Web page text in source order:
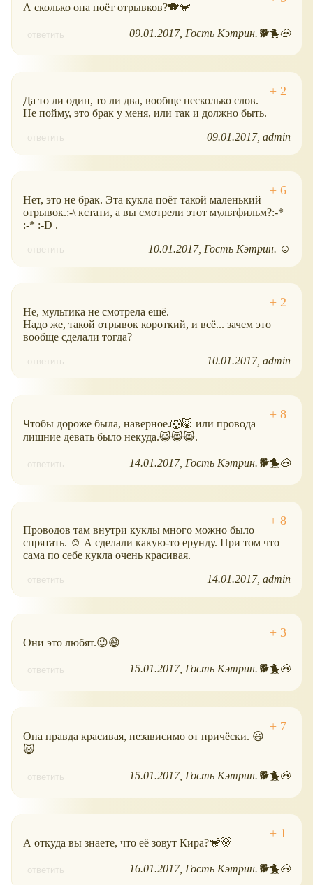
А сколько она поёт отрывков?🐨🐒
ответить 09.01.2017 Гость Кэтрин.🐕🐤🐽
Да то ли один, то ли два, вообще несколько слов.
Не пойму, это брак у меня, или так и должно быть.
ответить 09.01.2017 admin
Нет, это не брак. Эта кукла поёт такой маленький
отрывок.:-\ кстати, а вы смотрели этот мультфильм?:-*
:-* :-D .
ответить 10.01.2017 Гость Кэтрин. ☺
Не, мультика не смотрела ещё.
Надо же, такой отрывок короткий, и всё... зачем это
вообще сделали тогда?
ответить 10.01.2017 admin
Чтобы дороже была, наверное.🐺🐷 или провода
лишние девать было некуда.😺😸😸.
ответить 14.01.2017 Гость Кэтрин.🐕🐤🐽
Проводов там внутри куклы много можно было
спрятать. ☺ А сделали какую-то ерунду. При том что
сама по себе кукла очень красивая.
ответить 14.01.2017 admin
Они это любят.😉😄
ответить 15.01.2017 Гость Кэтрин.🐕🐤🐽
Она правда красивая, независимо от причёски. 😃
😺
ответить 15.01.2017 Гость Кэтрин.🐕🐤🐽
А откуда вы знаете, что её зовут Кира?🐒🐻
ответить 16.01.2017 Гость Кэтрин.🐕🐤🐽